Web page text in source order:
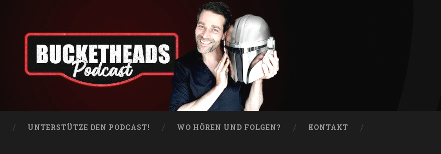
UNTERSTÜTZE DEN PODCAST! WO HÖREN UND FOLGEN? KONTAKT